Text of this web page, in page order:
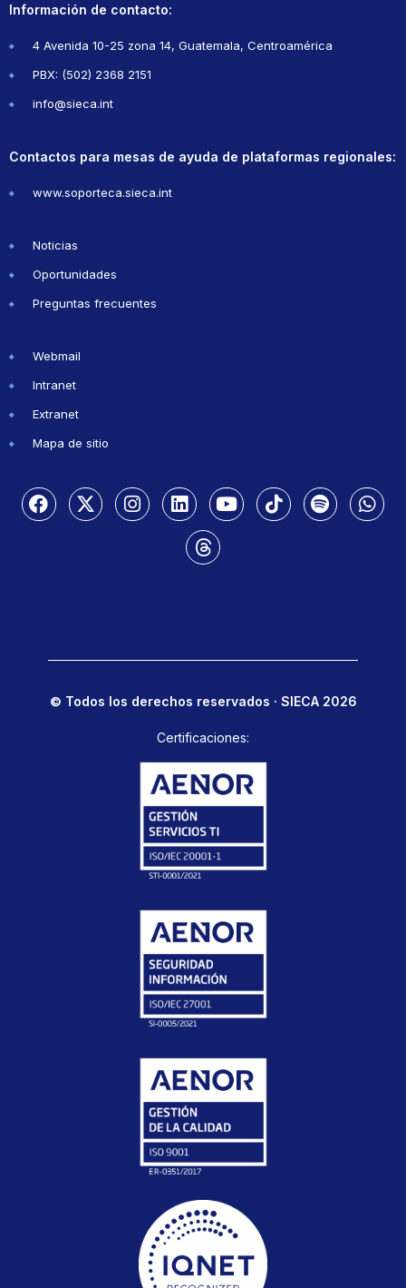
Información de contacto:
4 Avenida 10-25 zona 14, Guatemala, Centroamérica
PBX: (502) 2368 2151
info@sieca.int
Contactos para mesas de ayuda de plataformas regionales:
www.soporteca.sieca.int
Noticias
Oportunidades
Preguntas frecuentes
Webmail
Intranet
Extranet
Mapa de sitio
© Todos los derechos reservados · SIECA 2026
Certificaciones: